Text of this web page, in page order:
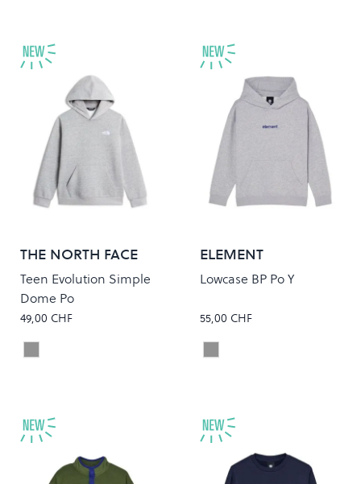
THE NORTH FACE
Teen Evolution Simple
Dome Po
49,00 CHF
Colour
PALE GREY HEATHER
ELEMENT
Lowcase BP Po Y
55,00 CHF
Colour
Mid Grey Heather